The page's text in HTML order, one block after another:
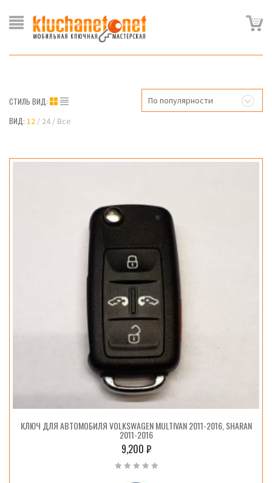
По популярности
СТИЛЬ ВИД:
ВИД: 12 24 Все
КЛЮЧ ДЛЯ АВТОМОБИЛЯ VOLKSWAGEN MULTIVAN 2011-2016, SHARAN
2011-2016
9,200 ₽